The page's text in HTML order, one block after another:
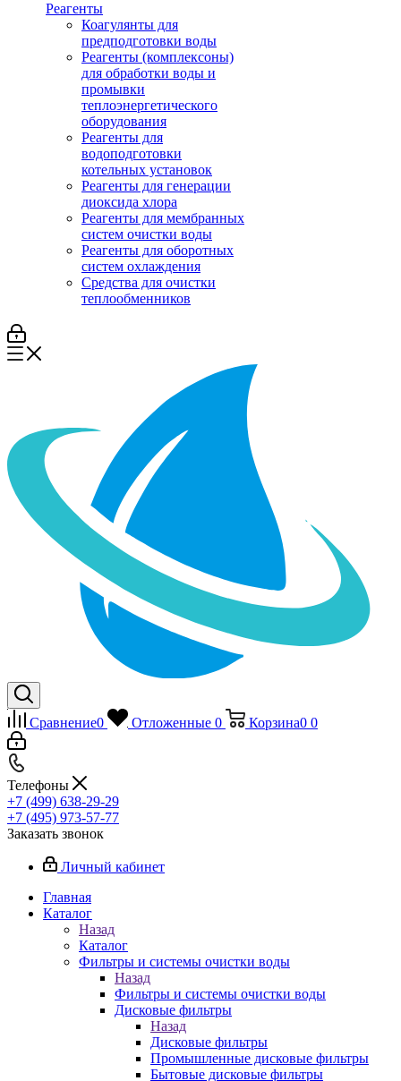
Реагенты
Коагулянты для
предподготовки воды
Реагенты (комплексоны)
для обработки воды и
промывки
теплоэнергетического
оборудования
Реагенты для
водоподготовки
котельных установок
Реагенты для генерации
диоксида хлора
Реагенты для мембранных
систем очистки воды
Реагенты для оборотных
систем охлаждения
Средства для очистки
теплообменников
Сравнение0 Отложенные 0 Корзина0 0
Телефоны
+7 (499) 638-29-29
+7 (495) 973-57-77
Заказать звонок
Личный кабинет
Главная
Каталог
Назад
Каталог
Фильтры и системы очистки воды
Назад
Фильтры и системы очистки воды
Дисковые фильтры
Назад
Дисковые фильтры
Промышленные дисковые фильтры
Бытовые дисковые фильтры